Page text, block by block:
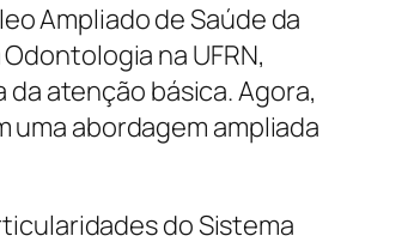
Ampliado de Saúde da
na UFRN,
atenção básica. Agora,
abordagem ampliada
do Sistema